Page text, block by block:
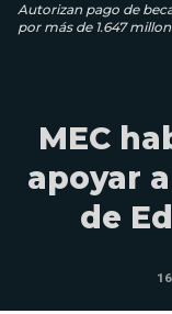
Autorizan pago de
por más de 1.647
MEC
apoyar
de